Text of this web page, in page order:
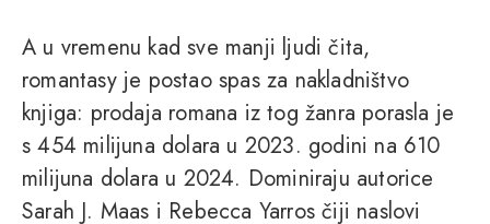
A u vremenu kad sve manji ljudi čita,
romantasy je postao spas za nakladništvo
knjiga: prodaja romana iz tog žanra porasla je
s 454 milijuna dolara u 2023. godini na 610
milijuna dolara u 2024. Dominiraju autorice
Sarah J. Maas i Rebecca Yarros čiji naslovi